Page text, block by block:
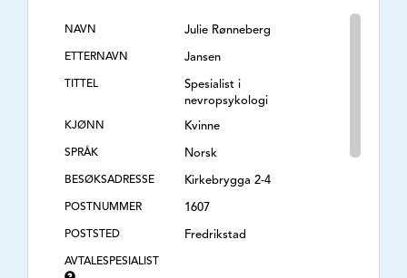
NAVN Julie Rønneberg
ETTERNAVN Jansen
TITTEL
Spesialist i
nevropsykologi
KJØNN Kvinne
SPRÅK Norsk
BESØKSADRESSE Kirkebrygga 2-4
POSTNUMMER 1607
POSTSTED Fredrikstad
AVTALESPESIALIST